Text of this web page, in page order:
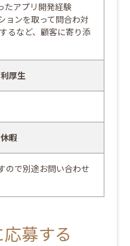
たアプリ開発経験
ョンを取って問合わ対
るなど、顧客に寄り添
厚生
暇
ので別途お問い合わせ
募する